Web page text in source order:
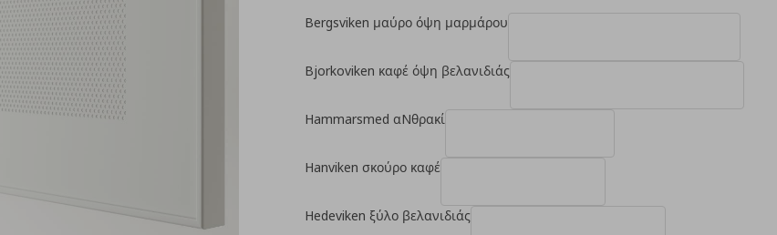
Bergsviken μαύρο όψη μαρμάρου
Bjorkoviken καφέ όψη βελανιδιάς
Hammarsmed αNθρακί
Hanviken σκούρο καφέ
Hedeviken ξύλο βελανιδιάς